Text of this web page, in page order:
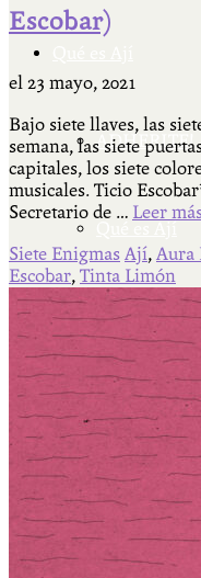
ADHERITE!
Staff
Escobar)
el 23 mayo, 2021
Bajo siete llaves, las
semana, las siete
capitales, los siete
musicales. Ticio
Secretario de … Leer
Siete Enigmas Ají, Aura
Escobar, Tinta Limón